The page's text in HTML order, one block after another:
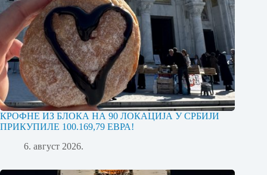
КРОФНЕ ИЗ БЛОКА НА 90 ЛОКАЦИЈА У СРБИЈИ
ПРИКУПИЛЕ 100.169,79 ЕВРА!
6. август 2026.